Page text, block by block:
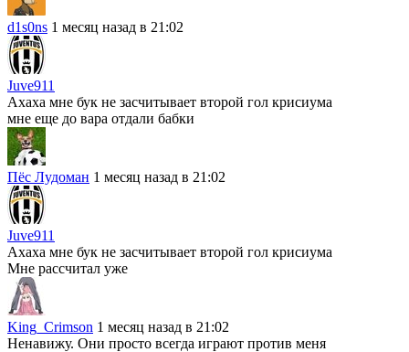
d1s0ns 1 месяц назад в 21:02
Juve911
Ахаха мне бук не засчитывает второй гол крисиума
мне еще до вара отдали бабки
Пёс Лудоман 1 месяц назад в 21:02
Juve911
Ахаха мне бук не засчитывает второй гол крисиума
Мне рассчитал уже
King_Crimson 1 месяц назад в 21:02
Ненавижу. Они просто всегда играют против меня